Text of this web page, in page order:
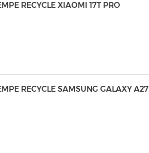
RECYCLE XIAOMI 17T PRO
RECYCLE SAMSUNG GALAXY A27